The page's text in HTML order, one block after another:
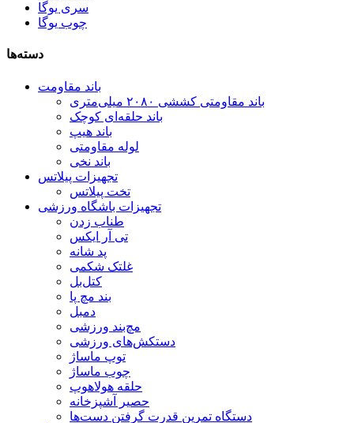
سری یوگا
چوب یوگا
دسته‌ها
باند مقاومت
باند مقاومتی کششی ۲۰۸۰ میلی‌متری
باند حلقه‌ای کوچک
باند هیپ
لوله مقاومتی
باند نخی
تجهیزات پیلاتس
تخت پیلاتس
تجهیزات باشگاه ورزشی
طناب زدن
تی آر ایکس
پد شانه
غلتک شکمی
کتل‌بل
بند مچ پا
دمبل
مچ‌بند ورزشی
دستکش‌های ورزشی
توپ ماساژ
چوب ماساژ
حلقه هولاهوپ
حصیر آشپزخانه
دستگاه تمرین قدرت گرفتن دست‌ها